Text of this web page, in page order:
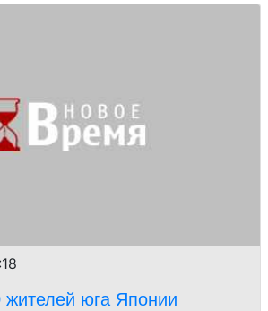
жителей юга Японии